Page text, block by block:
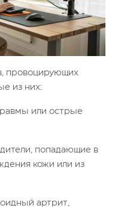
провоцирующих
из них:
или острые
попадающие в
кожи или из
артрит,